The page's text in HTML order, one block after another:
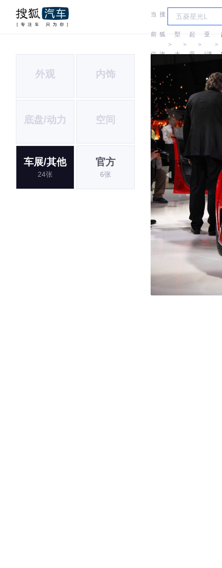
当
前
位
置:
搜
狐
汽
＞
车
型
大
＞
起
亚
＞
起
亚
(进
口)
＞
外观 内饰
底盘/动力 空间
车展/其他
24张
官方
6张